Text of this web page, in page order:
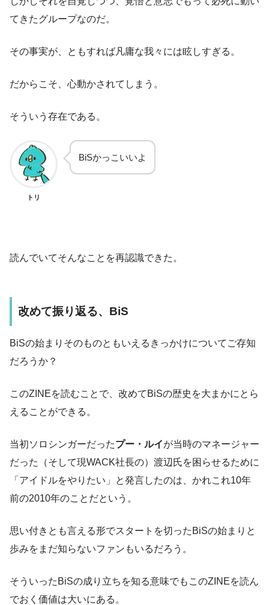
てきたグループなのだ。
その事実が、ともすれば凡庸な我々には眩しすぎる。
だからこそ、心動かされてしまう。
そういう存在である。
トリ
BiSかっこいいよ
読んでいてそんなことを再認識できた。
改めて振り返る、BiS
BiSの始まりそのものともいえるきっかけについてご存知
だろうか？
このZINEを読むことで、改めてBiSの歴史を大まかにとら
えることができる。
当初ソロシンガーだったプー・ルイが当時のマネージャー
だった（そして現WACK社長の）渡辺氏を困らせるために
「アイドルをやりたい」と発言したのは、かれこれ10年
前の2010年のことだという。
思い付きとも言える形でスタートを切ったBiSの始まりと
歩みをまだ知らないファンもいるだろう。
そういったBiSの成り立ちを知る意味でもこのZINEを読ん
でおく価値は大いにある。